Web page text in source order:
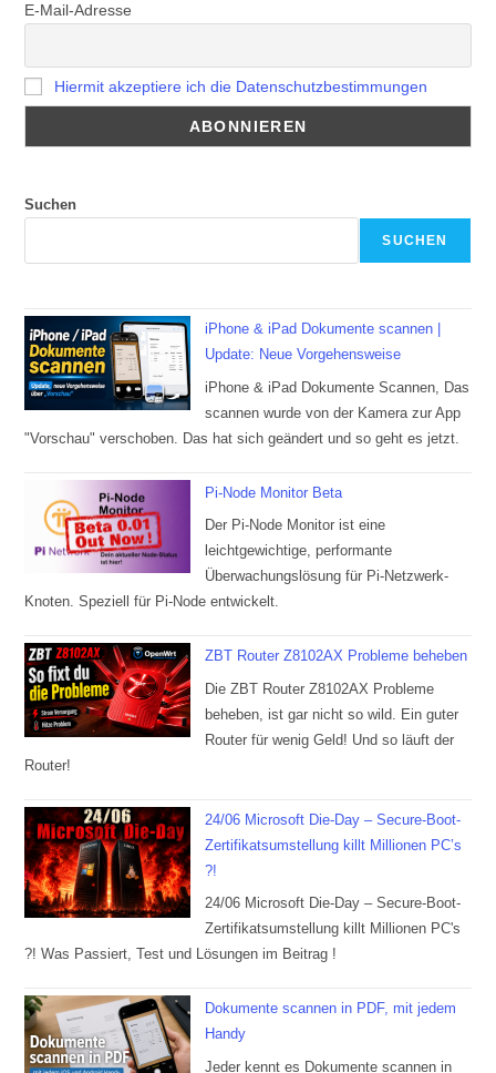
E-Mail-Adresse
Hiermit akzeptiere ich die Datenschutzbestimmungen
Suchen
SUCHEN
iPhone & iPad Dokumente scannen |
Update: Neue Vorgehensweise
iPhone & iPad Dokumente Scannen, Das
scannen wurde von der Kamera zur App
"Vorschau" verschoben. Das hat sich geändert und so geht es jetzt.
Pi-Node Monitor Beta
Der Pi-Node Monitor ist eine
leichtgewichtige, performante
Überwachungslösung für Pi-Netzwerk-
Knoten. Speziell für Pi-Node entwickelt.
ZBT Router Z8102AX Probleme beheben
Die ZBT Router Z8102AX Probleme
beheben, ist gar nicht so wild. Ein guter
Router für wenig Geld! Und so läuft der
Router!
24/06 Microsoft Die-Day – Secure-Boot-
Zertifikatsumstellung killt Millionen PC’s
?!
24/06 Microsoft Die-Day – Secure-Boot-
Zertifikatsumstellung killt Millionen PC's
?! Was Passiert, Test und Lösungen im Beitrag !
Dokumente scannen in PDF, mit jedem
Handy
Jeder kennt es Dokumente scannen in